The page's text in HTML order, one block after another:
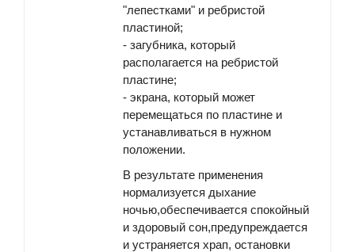
"лепестками" и ребристой
пластиной;
-загубника, который
располагается на ребристой
пластине;
-экрана, который может
перемещаться по пластине и
устанавливаться в нужном
положении.
В результате применения
нормализуется дыхание
ночью,обеспечивается спокойный
и здоровый сон,предупреждается
и устраняется храп, остановки